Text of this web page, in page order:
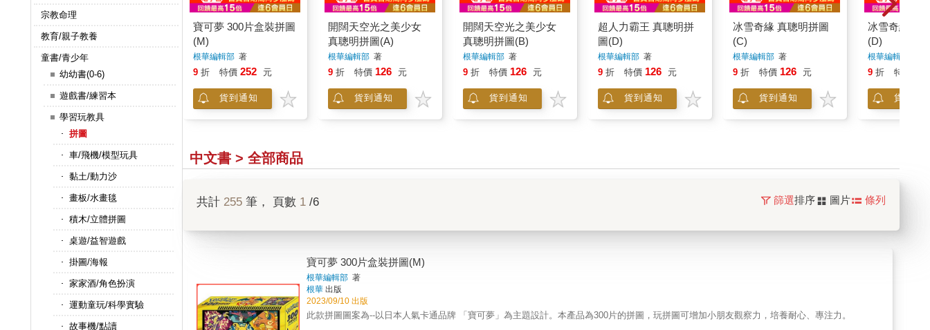
宗教命理
教育/親子教養
童書/青少年
幼幼書(0-6)
遊戲書/練習本
學習玩教具
拼圖
車/飛機/模型玩具
黏土/動力沙
畫板/水畫毯
積木/立體拼圖
桌遊/益智遊戲
掛圖/海報
家家酒/角色扮演
運動童玩/科學實驗
故事機/點讀
寶可夢 300片盒裝拼圖
(M)
根華編輯部著
9 折 特價 252 元
貨到通知
開闊天空光之美少女
真聰明拼圖(A)
根華編輯部著
9 折 特價 126 元
貨到通知
開闊天空光之美少女
真聰明拼圖(B)
根華編輯部著
9 折 特價 126 元
貨到通知
超人力霸王 真聰明拼
圖(D)
根華編輯部著
9 折 特價 126 元
貨到通知
冰雪奇緣 真聰明拼圖
(C)
根華編輯部著
9 折 特價 126 元
貨到通知
冰雪奇緣 真
(D)
根華編輯部
9 折 特價
貨到通
中文書 > 全部商品
共計 255 筆， 頁數 1 /6 篩選排序 圖片 條列
寶可夢 300片盒裝拼圖(M)
根華編輯部 著
根華 出版
2023/09/10 出版
此款拼圖圖案為--以日本人氣卡通品牌 「寶可夢」為主題設計。本產品為300片的拼圖，玩拼圖可增加小朋友觀察力，培養耐心、專注力。